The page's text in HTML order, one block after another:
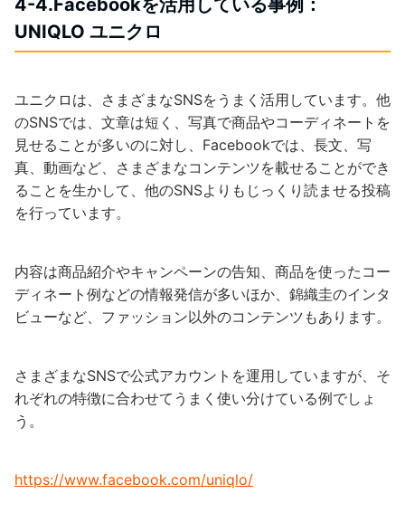
4-4.Facebookを活用している事例：
UNIQLO ユニクロ
ユニクロは、さまざまなSNSをうまく活用しています。他
のSNSでは、文章は短く、写真で商品やコーディネートを
見せることが多いのに対し、Facebookでは、長文、写
真、動画など、さまざまなコンテンツを載せることができ
ることを生かして、他のSNSよりもじっくり読ませる投稿
を行っています。
内容は商品紹介やキャンペーンの告知、商品を使ったコー
ディネート例などの情報発信が多いほか、錦織圭のインタ
ビューなど、ファッション以外のコンテンツもあります。
さまざまなSNSで公式アカウントを運用していますが、そ
れぞれの特徴に合わせてうまく使い分けている例でしょ
う。
https://www.facebook.com/uniqlo/